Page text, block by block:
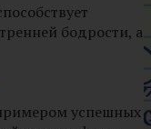
бодрости, а
успешных